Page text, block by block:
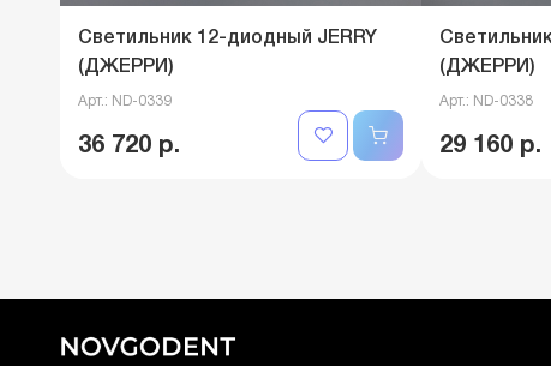
Светильник 12-диодный JERRY
(ДЖЕРРИ)
Арт.: ND-0339
36 720 р.
(ДЖЕРРИ)
Арт.: ND-0338
29 160 р.